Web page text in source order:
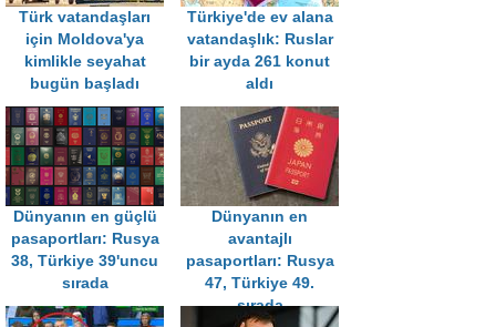
Türk vatandaşları
için Moldova'ya
kimlikle seyahat
bugün başladı
Türkiye'de ev alana
vatandaşlık: Ruslar
bir ayda 261 konut
aldı
Dünyanın en güçlü
pasaportları: Rusya
38, Türkiye 39'uncu
sırada
Dünyanın en
avantajlı
pasaportları: Rusya
47, Türkiye 49.
sırada